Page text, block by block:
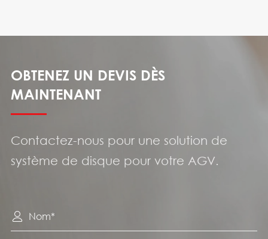
OBTENEZ UN DEVIS DÈS
MAINTENANT
Contactez-nous pour une solution de
système de disque pour votre AGV.
